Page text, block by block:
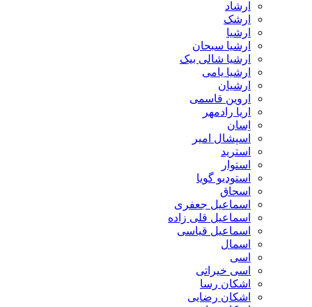
ارشاد
ارشک
ارشیا
ارشیا سبحان
ارشیا شالی بیک
ارشیا یامی
ارشیان
اروین قاسمی
اریا رادمهر
اِسان
اسپشال امیر
استرید
استوار
استودیو گویا
اسحاق
اسماعیل جعفری
اسماعیل قلی زاده
اسماعیل قیاسی
اسمال
اسی
اسی خیراتی
اشکان رسا
اشکان رضایی